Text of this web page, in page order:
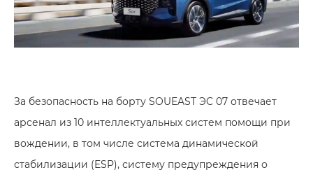
За безопасность на борту SOUEAST ЭC 07 отвечает
арсенал из 10 интеллектуальных систем помощи при
вождении, в том числе система динамической
стабилизации (ESP), систему предупреждения о